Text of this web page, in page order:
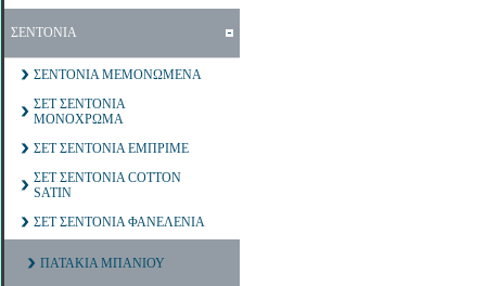
ΣΕΝΤΟΝΙΑ
ΣΕΝΤΟΝΙΑ ΜΕΜΟΝΩΜΕΝΑ
ΣΕΤ ΣΕΝΤΟΝΙΑ
ΜΟΝΟΧΡΩΜΑ
ΣΕΤ ΣΕΝΤΟΝΙΑ ΕΜΠΡΙΜΕ
ΣΕΤ ΣΕΝΤΟΝΙΑ COTTON
SATIN
ΣΕΤ ΣΕΝΤΟΝΙΑ ΦΑΝΕΛΕΝΙΑ
ΠΑΤΑΚΙΑ ΜΠΑΝΙΟΥ